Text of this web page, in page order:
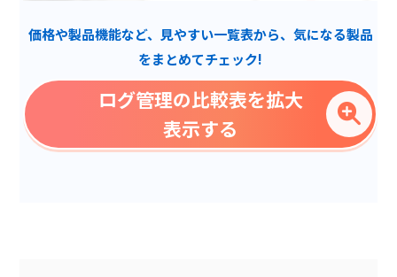
AWS監視
ログ解析サポート
価格や製品機能など、見やすい一覧表から、気になる製品
をまとめてチェック!
ログ管理の比較表を拡大
表示する